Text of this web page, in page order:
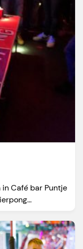
Café bar Puntje